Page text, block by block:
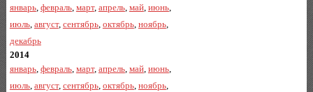
январь, февраль, март, апрель, май, июнь,
июль, август, сентябрь, октябрь, ноябрь,
декабрь
2014
январь, февраль, март, апрель, май, июнь,
июль, август, сентябрь, октябрь, ноябрь,